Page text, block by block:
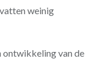
weinig
ontwikkeling van de